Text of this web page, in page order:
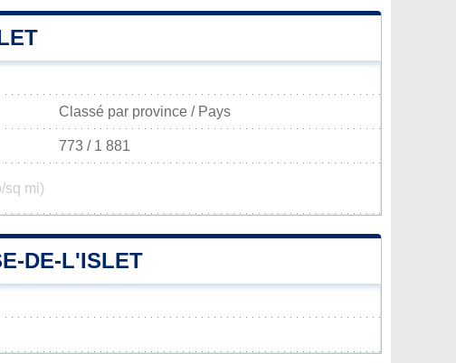
Classé par province / Pays
773 / 1 881
sq mi)
DE-L'ISLET